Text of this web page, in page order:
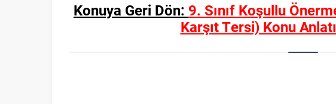
Konuya Geri Dön: 9. Sınıf Koşullu
Karşıt Tersi) Konu